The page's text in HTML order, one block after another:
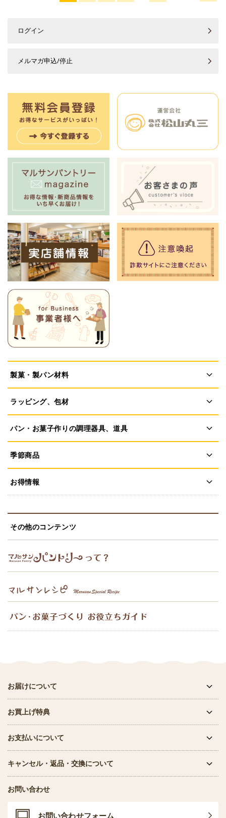
ログイン
メルマガ申込/停止
製菓・製パン材料
ラッピング、包材
パン・お菓子作りの調理器具、道具
季節商品
お得情報
その他のコンテンツ
お届けについて
お買上げ特典
お支払いについて
キャンセル・返品・交換について
お問い合わせ
お問い合わせフォーム